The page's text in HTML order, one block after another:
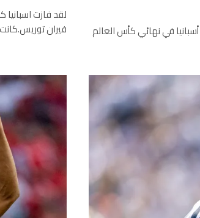
في نهائي كأس العالم
فيران